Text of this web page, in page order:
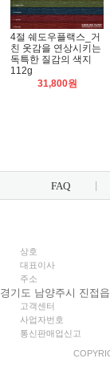
4절 쉐도우플랙스_거
친 옷감을 연상시키는
독특한 질감의 색지
112g
31,800원
FAQ
상호
대표이사
주소
경기도 남양주시 진접
고객센터
사업자번호
통신판매업신고